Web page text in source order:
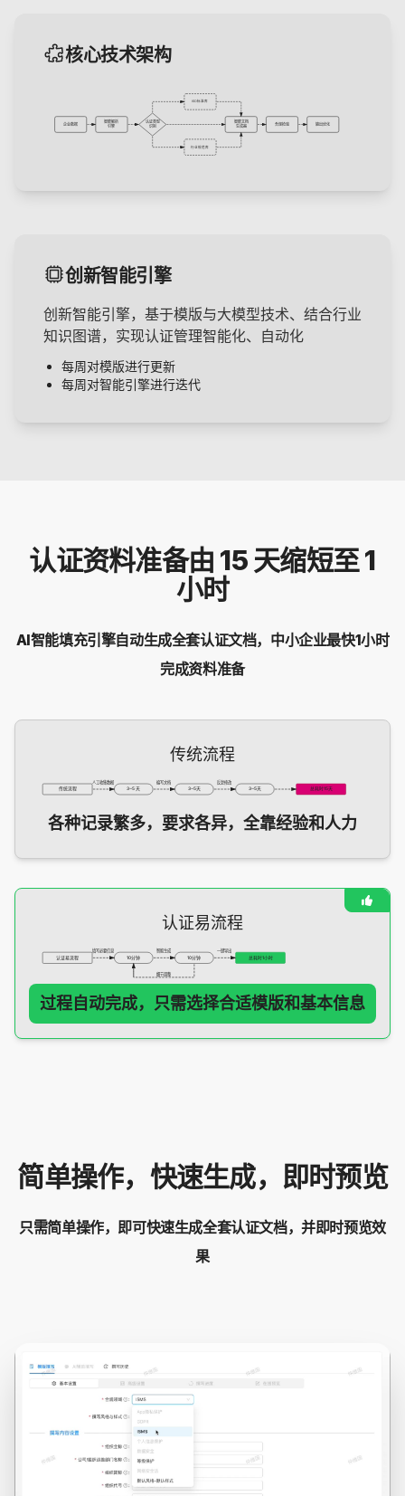
核心技术架构
企业数据
智能解析
引擎
认证类型
识别
ISO标准库
行业规范库
智能文档
生成器
合规检验 输出优化
创新智能引擎
创新智能引擎，基于模版与大模型技术、结合行业
知识图谱，实现认证管理智能化、自动化
每周对模版进行更新
每周对智能引擎进行迭代
认证资料准备由 15 天缩短至 1
小时
AI智能填充引擎自动生成全套认证文档，中小企业最快1小时
完成资料准备
传统流程
传统流程 3~5 天 3~5天 3~5天 总耗时15天
人工收集数据 编写文档 反复修改
各种记录繁多，要求各异，全靠经验和人力
认证易流程
认证易流程 10分钟 10分钟 总耗时1小时
填写必要信息 智能生成 一键导出
细节调整
过程自动完成，只需选择合适模版和基本信息
简单操作，快速生成，即时预览
只需简单操作，即可快速生成全套认证文档，并即时预览效
果